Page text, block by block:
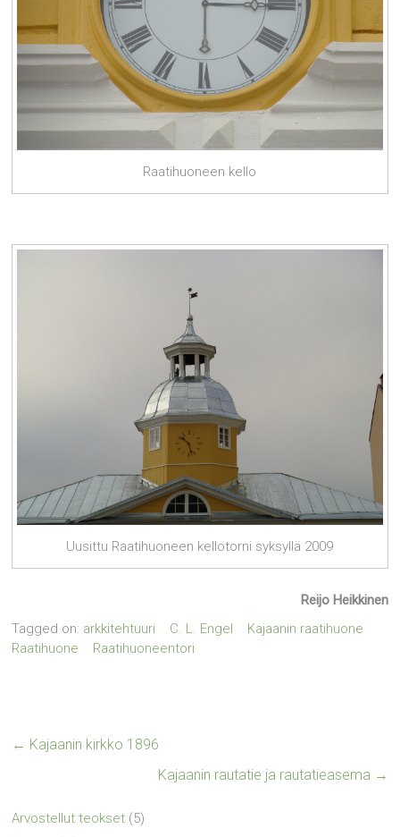
Raatihuoneen kello
Uusittu Raatihuoneen kellotorni syksyllä 2009
Reijo Heikkinen
Tagged on: arkkitehtuuri C. L. Engel
Kajaanin raatihuone
Raatihuone
Raatihuoneentori
← Kajaanin kirkko 1896
Kajaanin rautatie ja rautatieasema →
Arvostellut teokset (5)